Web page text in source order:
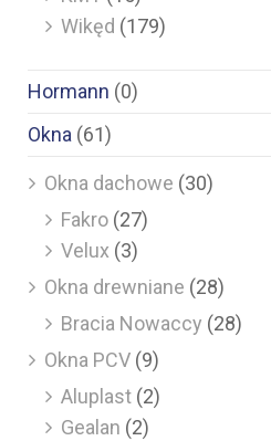
Wikęd (179)
Hormann (0)
Okna (61)
Okna dachowe (30)
Fakro (27)
Velux (3)
Okna drewniane (28)
Bracia Nowaccy (28)
Okna PCV (9)
Aluplast (2)
Gealan (2)